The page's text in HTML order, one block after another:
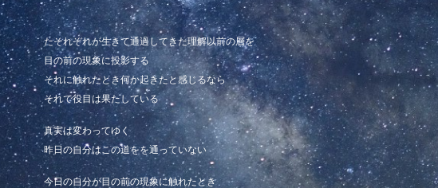
たそれぞれが生きて通過してきた理解以前の層を
目の前の現象に投影する
それに触れたとき何か起きたと感じるなら
それで役目は果たしている
真実は変わってゆく
昨日の自分はこの道をを通っていない
今日の自分が目の前の現象に触れたとき